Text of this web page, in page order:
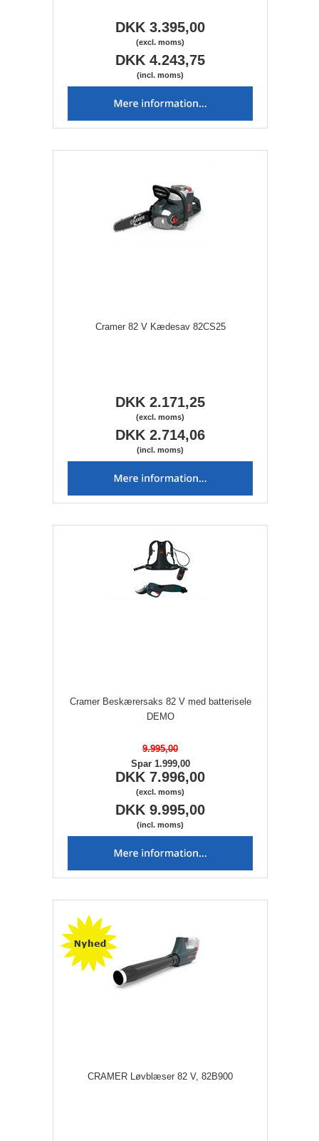
DKK 3.395,00
(excl. moms)
DKK 4.243,75
(incl. moms)
Cramer 82 V Kædesav 82CS25
DKK 2.171,25
(excl. moms)
DKK 2.714,06
(incl. moms)
Cramer Beskærersaks 82 V med batterisele
DEMO
9.995,00
Spar 1.999,00
DKK 7.996,00
(excl. moms)
DKK 9.995,00
(incl. moms)
CRAMER Løvblæser 82 V, 82B900